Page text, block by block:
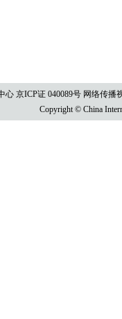
京ICP证 040089号 网络传播
Copyright © China